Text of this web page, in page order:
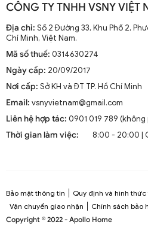
1.2. Cấu Tạo và Nguyên Lý
Cấu trúc tổng thể của quạt
cơ, cánh quạt, bộ điều
được chế tạo từ chất liệu
composite để đảm bảo độ
Nguyên lý hoạt động cơ bản
Động cơ điện làm quay
khí tuần hoàn trong không
Công nghệ tiên tiến tích hợp
CÔNG TY TNHH VSNY VIỆT
Địa chỉ: Số 2 Đường 33, Khu Phố 2,
Chí Minh, Việt Nam.
Mã số thuế: 0314630274
Ngày cấp: 20/09/2017
Nơi cấp: Sở KH và ĐT TP. Hồ Chí Minh
Email: vsnyvietnam@gmail.com
Liên hệ hợp tác: 0901 019 789
Thời gian làm việc:
8:00 - 20:00 |
Bảo mật thông tin
Quy định và hình thức
Vận chuyển giao nhận
Chính sách bảo
Copyright © 2022 - Apollo Home